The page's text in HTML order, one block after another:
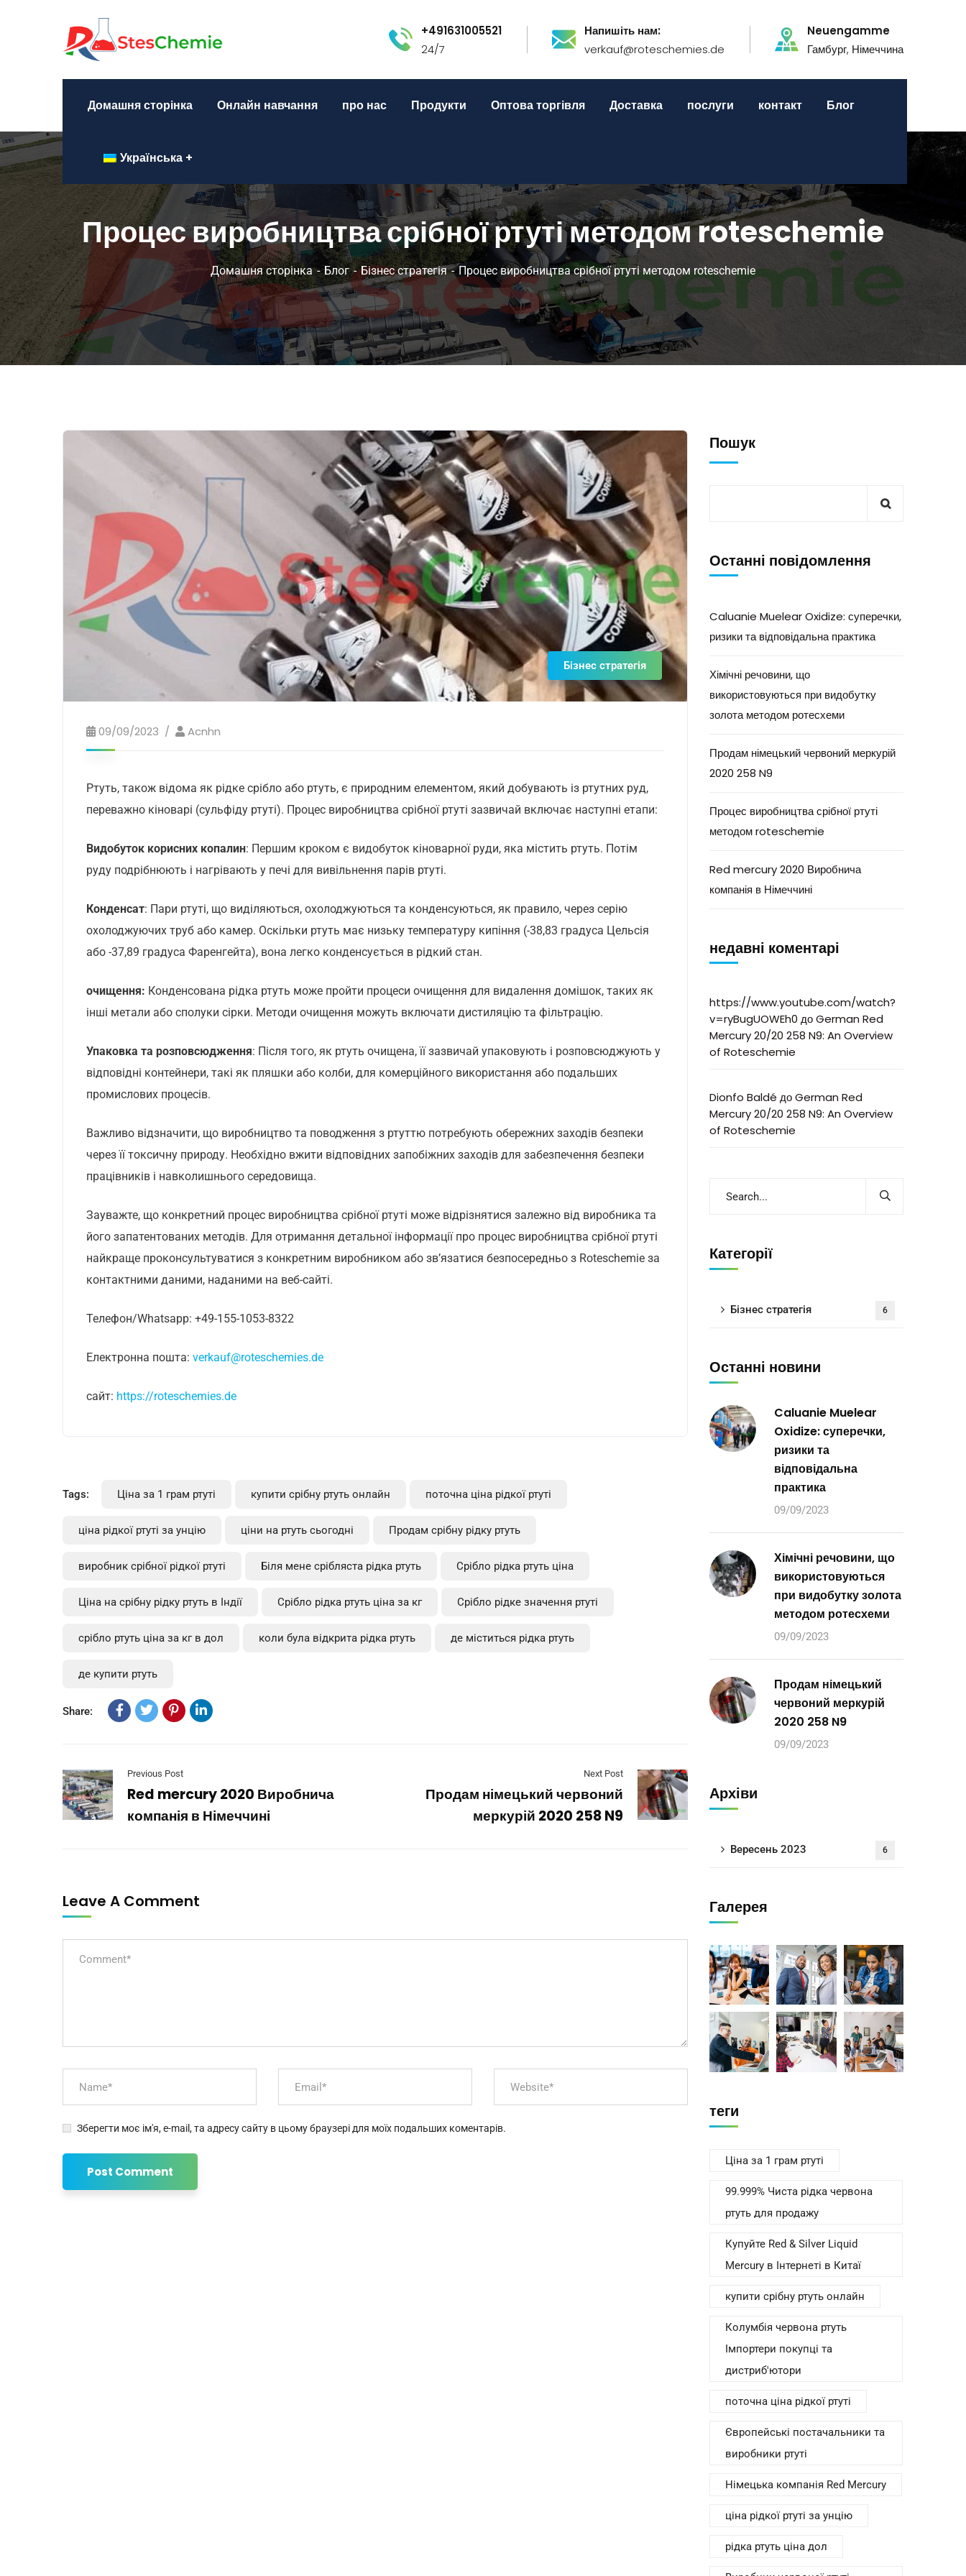
+491631005521
24/7
Напишіть нам:
verkauf@roteschemies.de
Neuengamme
Гамбург, Німеччина
Домашня сторінка Онлайн навчання про нас Продукти Оптова торгівля Доставка послуги контакт Блог
Українська
Процес виробництва срібної ртуті методом roteschemie
Домашня сторінка Блог Бізнес стратегія Процес виробництва срібної ртуті методом roteschemie
Бізнес стратегія
09/09/2023 Acnhn
Ртуть, також відома як рідке срібло або ртуть, є природним елементом, який добувають із ртутних руд,
переважно кіноварі (сульфіду ртуті). Процес виробництва срібної ртуті зазвичай включає наступні етапи:
Видобуток корисних копалин: Першим кроком є видобуток кіноварної руди, яка містить ртуть. Потім
руду подрібнюють і нагрівають у печі для вивільнення парів ртуті.
Конденсат: Пари ртуті, що виділяються, охолоджуються та конденсуються, як правило, через серію
охолоджуючих труб або камер. Оскільки ртуть має низьку температуру кипіння (-38,83 градуса Цельсія
або -37,89 градуса Фаренгейта), вона легко конденсується в рідкий стан.
очищення: Конденсована рідка ртуть може пройти процеси очищення для видалення домішок, таких як
інші метали або сполуки сірки. Методи очищення можуть включати дистиляцію та фільтрацію.
Упаковка та розповсюдження: Після того, як ртуть очищена, її зазвичай упаковують і розповсюджують у
відповідні контейнери, такі як пляшки або колби, для комерційного використання або подальших
промислових процесів.
Важливо відзначити, що виробництво та поводження з ртуттю потребують обережних заходів безпеки
через її токсичну природу. Необхідно вжити відповідних запобіжних заходів для забезпечення безпеки
працівників і навколишнього середовища.
Зауважте, що конкретний процес виробництва срібної ртуті може відрізнятися залежно від виробника та
його запатентованих методів. Для отримання детальної інформації про процес виробництва срібної ртуті
найкраще проконсультуватися з конкретним виробником або зв’язатися безпосередньо з Roteschemie за
контактними даними, наданими на веб-сайті.
Телефон/Whatsapp: +49-155-1053-8322
Електронна пошта: verkauf@roteschemies.de
сайт: https://roteschemies.de
Tags: Ціна за 1 грам ртуті купити срібну ртуть онлайн поточна ціна рідкої ртуті
ціна рідкої ртуті за унцію ціни на ртуть сьогодні Продам срібну рідку ртуть
виробник срібної рідкої ртуті Біля мене срібляста рідка ртуть Срібло рідка ртуть ціна
Ціна на срібну рідку ртуть в Індії Срібло рідка ртуть ціна за кг Срібло рідке значення ртуті
срібло ртуть ціна за кг в дол коли була відкрита рідка ртуть де міститься рідка ртуть
де купити ртуть
Share:
Previous Post
Red mercury 2020 Виробнича
компанія в Німеччині
Next Post
Продам німецький червоний
меркурій 2020 258 N9
Leave A Comment
Зберегти моє ім'я, e-mail, та адресу сайту в цьому браузері для моїх подальших коментарів.
Пошук
Останні повідомлення
Caluanie Muelear Oxidize: суперечки,
ризики та відповідальна практика
Хімічні речовини, що
використовуються при видобутку
золота методом ротесхеми
Продам німецький червоний меркурій
2020 258 N9
Процес виробництва срібної ртуті
методом roteschemie
Red mercury 2020 Виробнича
компанія в Німеччині
недавні коментарі
https://www.youtube.com/watch?
v=ryBugUOWEh0 доGerman Red
Mercury 20/20 258 N9: An Overview
of Roteschemie
Dionfo Baldé доGerman Red
Mercury 20/20 258 N9: An Overview
of Roteschemie
Категорії
Бізнес стратегія 6
Останні новини
Caluanie Muelear
Oxidize: суперечки,
ризики та
відповідальна
практика
09/09/2023
Хімічні речовини, що
використовуються
при видобутку золота
методом ротесхеми
09/09/2023
Продам німецький
червоний меркурій
2020 258 N9
09/09/2023
Архіви
Вересень 2023 6
Галерея
теги
Ціна за 1 грам ртуті
99.999% Чиста рідка червона
ртуть для продажу
Купуйте Red & Silver Liquid
Mercury в Інтернеті в Китаї
купити срібну ртуть онлайн
Колумбія червона ртуть
Імпортери покупці та
дистриб'ютори
поточна ціна рідкої ртуті
Європейські постачальники та
виробники ртуті
Німецька компанія Red Mercury
ціна рідкої ртуті за унцію
рідка ртуть ціна дол